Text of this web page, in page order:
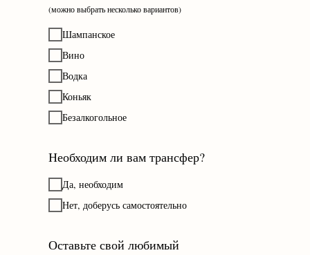
(можно выбрать несколько вариантов)
Шампанское
Вино
Водка
Коньяк
Безалкогольное
Необходим ли вам трансфер?
Да, необходим
Нет, доберусь самостоятельно
Оставьте свой любимый